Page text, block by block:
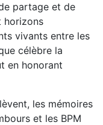
partage et de
horizons
vivants entre les
célèbre la
en honorant
les mémoires
et les BPM